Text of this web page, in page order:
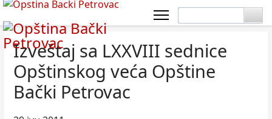
Izveštaj sa LXXVIII sednice
Opštinskog veća Opštine
Bački Petrovac